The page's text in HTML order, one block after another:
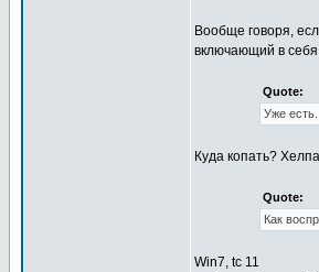
Вообще говоря,
включающий в себя
Quote:
Уже есть.
Куда копать?
Quote:
Как
Win7, tc 11